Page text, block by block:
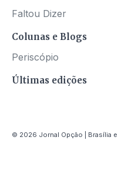
Faltou Dizer
Colunas e Blogs
Periscópio
Últimas edições
© 2026 Jornal Opção | Brasília